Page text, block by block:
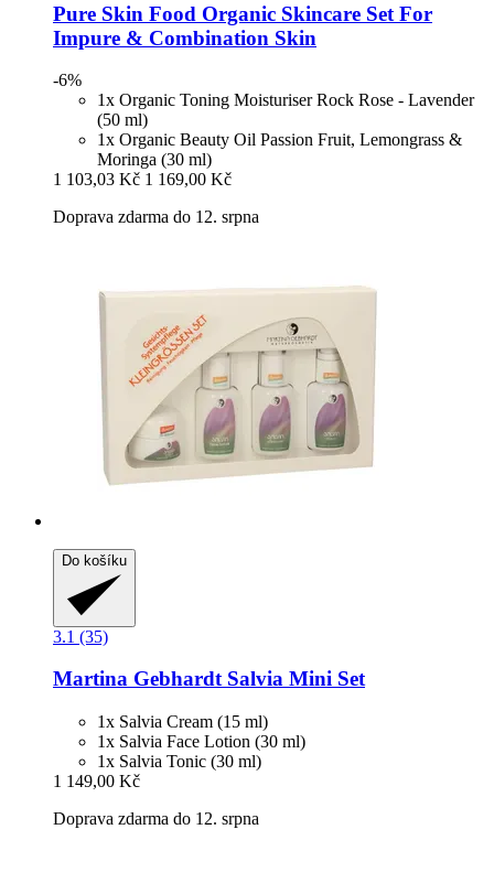
Pure Skin Food Organic Skincare Set For
Impure & Combination Skin
-6%
1x Organic Toning Moisturiser Rock Rose - Lavender
(50 ml)
1x Organic Beauty Oil Passion Fruit, Lemongrass &
Moringa (30 ml)
1 103,03 Kč 1 169,00 Kč
Doprava zdarma do 12. srpna
Do košíku
3.1 (35)
Martina GebhardtSalvia Mini Set
1x Salvia Cream (15 ml)
1x Salvia Face Lotion (30 ml)
1x Salvia Tonic (30 ml)
1 149,00 Kč
Doprava zdarma do 12. srpna